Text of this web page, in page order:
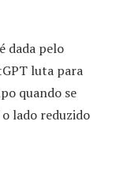
dada pelo
luta para
quando se
lado reduzido